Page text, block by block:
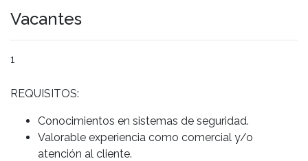
Vacantes
1
REQUISITOS:
Conocimientos en sistemas de seguridad.
Valorable experiencia como comercial y/o
atención al cliente.